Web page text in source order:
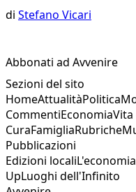
di Stefano Vicari
Abbonati ad Avvenire
Sezioni del sito
HomeAttualitàPolitica
CommentiEconomiaVita
CuraFamigliaRubriche
Pubblicazioni
Edizioni locali
UpLuoghi dell'Infinito